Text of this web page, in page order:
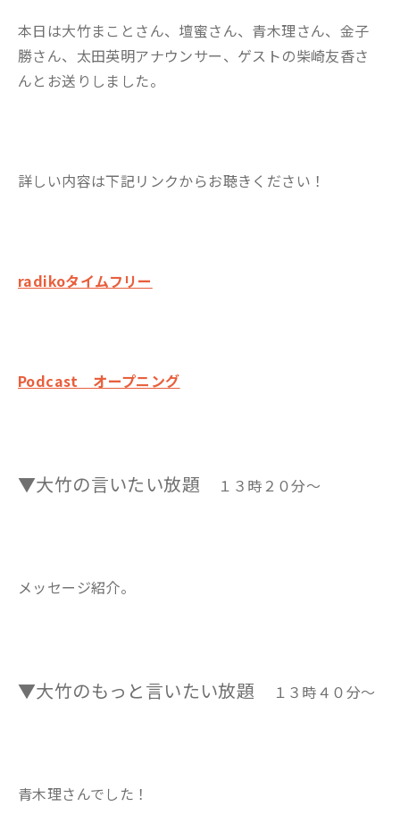
本日は大竹まことさん、壇蜜さん、青木理さん、金子
勝さん、太田英明アナウンサー、ゲストの柴崎友香さ
んとお送りしました。
詳しい内容は下記リンクからお聴きください！
radikoタイムフリー
Podcast オープニング
▼大竹の言いたい放題 １３時２０分～
メッセージ紹介。
▼大竹のもっと言いたい放題 １３時４０分～
青木理さんでした！